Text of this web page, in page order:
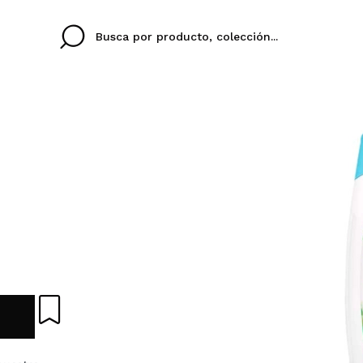
Al crear una cuenta
rápidamente, revisar
IDIOMA
colori